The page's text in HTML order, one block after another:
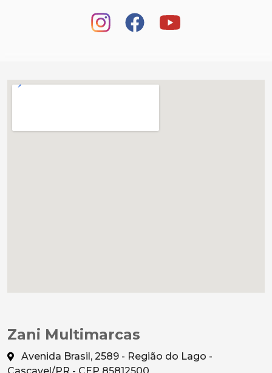
Zani Multimarcas
Avenida Brasil, 2589 - Região do Lago -
Cascavel/PR - CEP 85812500